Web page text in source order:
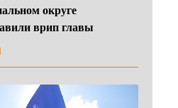
округе
врип главы